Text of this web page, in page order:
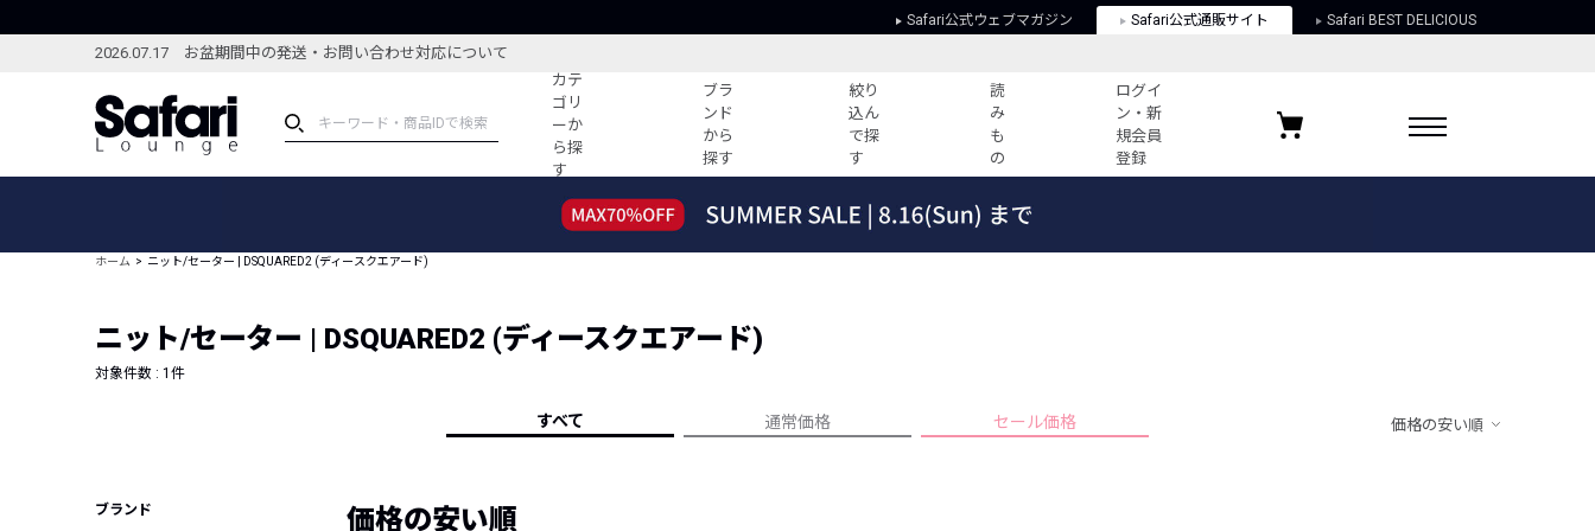
Safari公式ウェブマガジン Safari公式通販サイト Safari BEST DELICIOUS
2026.07.17 お盆期間中の発送・お問い合わせ対応について
カテ
ゴリ
ーか
ら探
す
ブラ
ンド
から
探す
絞り
込ん
で探
す
読
み
も
の
ログイ
ン・新
規会員
登録
ブランドから探す
新着アイテム
編集部のおすすめアイテム
特集記事
コーディネート
すべての記事
ーデ紹介
HOTなコーデ TOP20
人気記事ランキング
プライバシーポリシー
お気に入りブランド
ホーム ニット/セーター | DSQUARED2 (ディースクエアード)
ニット/セーター | DSQUARED2 (ディースクエアード)
対象件数 : 1 件
すべて 通常価格 セール価格 価格の安い順
ブランド 価格の安い順